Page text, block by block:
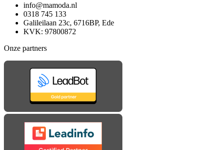
info@mamoda.nl
0318 745 133
Galileilaan 23c, 6716BP, Ede
KVK: 97800872
Onze partners